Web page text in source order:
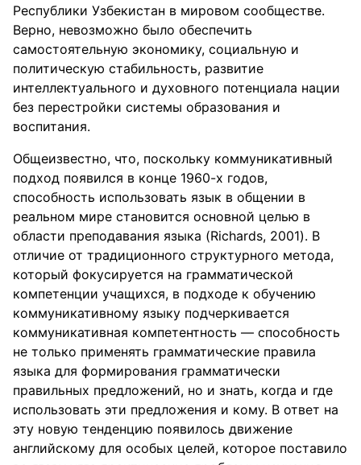
Республики Узбекистан в мировом сообществе.
Верно, невозможно было обеспечить
самостоятельную экономику, социальную и
политическую стабильность, развитие
интеллектуального и духовного потенциала нации
без перестройки системы образования и
воспитания.
Общеизвестно, что, поскольку коммуникативный
подход появился в конце 1960-х годов,
способность использовать язык в общении в
реальном мире становится основной целью в
области преподавания языка (Richards, 2001). В
отличие от традиционного структурного метода,
который фокусируется на грамматической
компетенции учащихся, в подходе к обучению
коммуникативному языку подчеркивается
коммуникативная компетентность — способность
не только применять грамматические правила
языка для формирования грамматически
правильных предложений, но и знать, когда и где
использовать эти предложения и кому. В ответ на
эту новую тенденцию появилось движение
английскому для особых целей, которое поставило